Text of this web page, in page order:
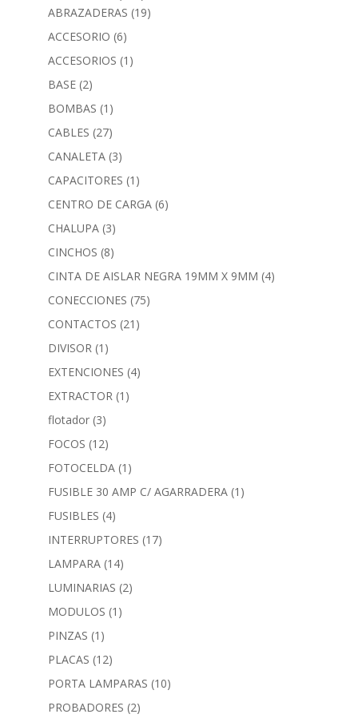
ABRAZADERAS (19)
ACCESORIO (6)
ACCESORIOS (1)
BASE (2)
BOMBAS (1)
CABLES (27)
CANALETA (3)
CAPACITORES (1)
CENTRO DE CARGA (6)
CHALUPA (3)
CINCHOS (8)
CINTA DE AISLAR NEGRA 19MM X 9MM (4)
CONECCIONES (75)
CONTACTOS (21)
DIVISOR (1)
EXTENCIONES (4)
EXTRACTOR (1)
flotador (3)
FOCOS (12)
FOTOCELDA (1)
FUSIBLE 30 AMP C/ AGARRADERA (1)
FUSIBLES (4)
INTERRUPTORES (17)
LAMPARA (14)
LUMINARIAS (2)
MODULOS (1)
PINZAS (1)
PLACAS (12)
PORTA LAMPARAS (10)
PROBADORES (2)